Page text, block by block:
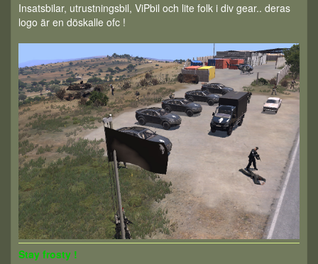
Insatsbilar, utrustningsbil, ViPbil och lite folk i div gear.. deras
logo är en döskalle ofc !
Stay frosty !